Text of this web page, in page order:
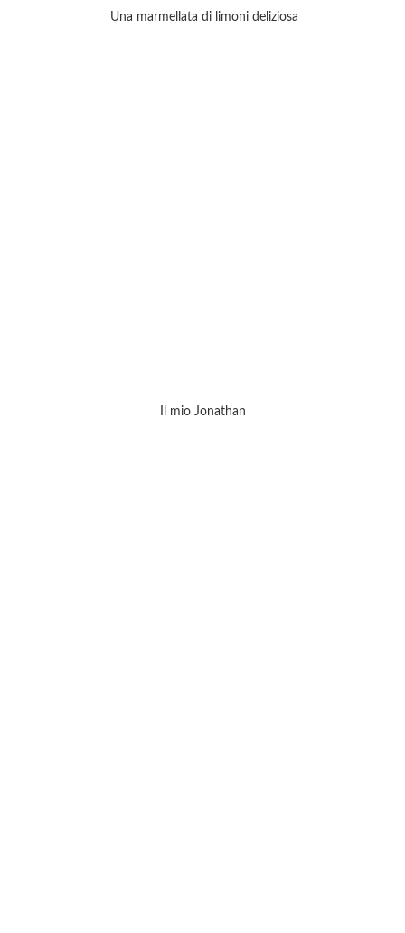
Una marmellata di limoni deliziosa
Il mio Jonathan